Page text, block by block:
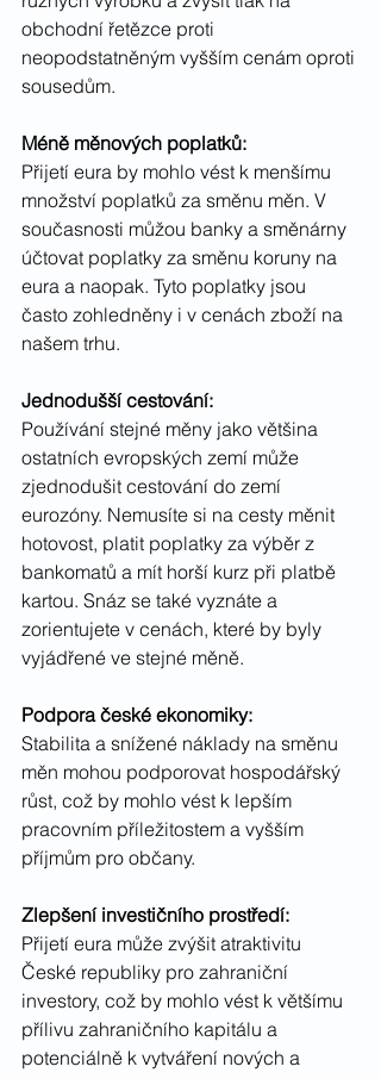
obchodní řetězce proti
neopodstatněným vyšším cenám oproti
sousedům.
Méně měnových poplatků:
Přijetí eura by mohlo vést k menšímu
množství poplatků za směnu měn. V
současnosti můžou banky a směnárny
účtovat poplatky za směnu koruny na
eura a naopak. Tyto poplatky jsou
často zohledněny i v cenách zboží na
našem trhu.
Jednodušší cestování:
Používání stejné měny jako většina
ostatních evropských zemí může
zjednodušit cestování do zemí
eurozóny. Nemusíte si na cesty měnit
hotovost, platit poplatky za výběr z
bankomatů a mít horší kurz při platbě
kartou. Snáz se také vyznáte a
zorientujete v cenách, které by byly
vyjádřené ve stejné měně.
Podpora české ekonomiky:
Stabilita a snížené náklady na směnu
měn mohou podporovat hospodářský
růst, což by mohlo vést k lepším
pracovním příležitostem a vyšším
příjmům pro občany.
Zlepšení investičního prostředí:
Přijetí eura může zvýšit atraktivitu
České republiky pro zahraniční
investory, což by mohlo vést k většímu
přílivu zahraničního kapitálu a
potenciálně k vytváření nových a